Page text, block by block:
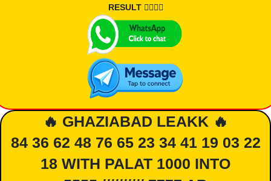
RESULT 👇🏾👇🏾
🔥 GHAZIABAD LEAKK 🔥
84 36 62 48 76 65 23 34 41 19 03 22
18 WITH PALAT 1000 INTO